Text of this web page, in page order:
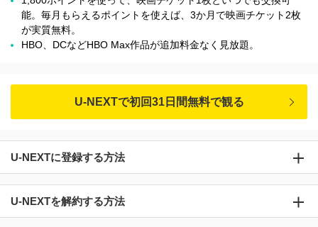
能。毎月もらえるポイントを使えば、3か月で映画チケット2枚
が実質無料。
HBO、DCなどHBO Max作品が追加料金なく見放題。
U-NEXTで初回31日間無料で観る
U-NEXTに登録する方法
U-NEXTを解約する方法